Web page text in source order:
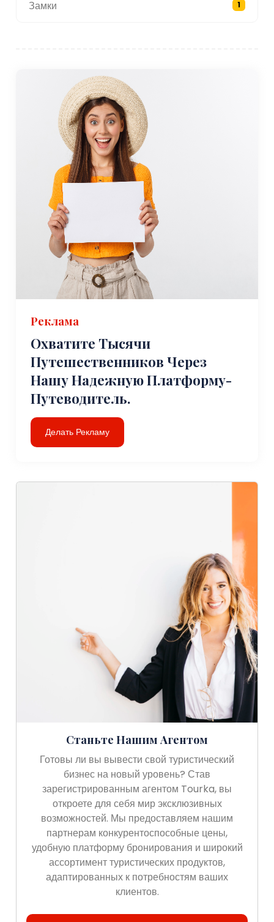
Замки 1
Реклама
Охватите Тысячи
Путешественников Через
Нашу Надежную Платформу-
Путеводитель.
Делать Рекламу
Станьте Нашим Агентом
Готовы ли вы вывести свой туристический
бизнес на новый уровень? Став
зарегистрированным агентом Tourka, вы
откроете для себя мир эксклюзивных
возможностей. Мы предоставляем нашим
партнерам конкурентоспособные цены,
удобную платформу бронирования и широкий
ассортимент туристических продуктов,
адаптированных к потребностям ваших
клиентов.